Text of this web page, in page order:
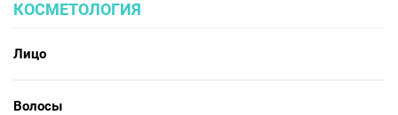
КОСМЕТОЛОГИЯ
Лицо
Волосы